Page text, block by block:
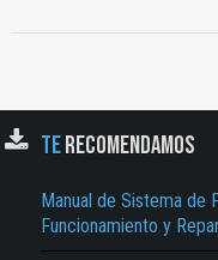
TERECOMENDAMOS
Manual de Sistema de
Funcionamiento y
El Título es
Texto o